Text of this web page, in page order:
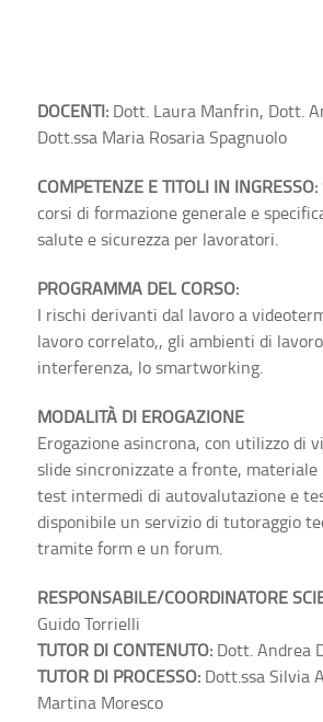
DOCENTI: Dott. Laura Manfrin, Dott.
Dott.ssa Maria Rosaria Spagnuolo
COMPETENZE E TITOLI IN INGRESSO:
corsi di formazione generale e
salute e sicurezza per lavoratori.
PROGRAMMA DEL CORSO:
I rischi derivanti dal lavoro a
lavoro correlato,, gli ambienti di
interferenza, lo smartworking.
MODALITÀ DI EROGAZIONE
Erogazione asincrona, con utilizzo di
slide sincronizzate a fronte, materiale
test intermedi di autovalutazione e
disponibile un servizio di tutoraggio
tramite form e un forum.
RESPONSABILE/COORDINATORE
Guido Torrielli
TUTOR DI CONTENUTO: Dott. Andrea
TUTOR DI PROCESSO: Dott.ssa Silvia
Martina Moresco